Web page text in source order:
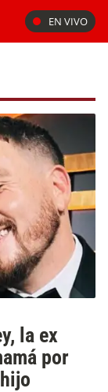
EN VIVO
la ex
por